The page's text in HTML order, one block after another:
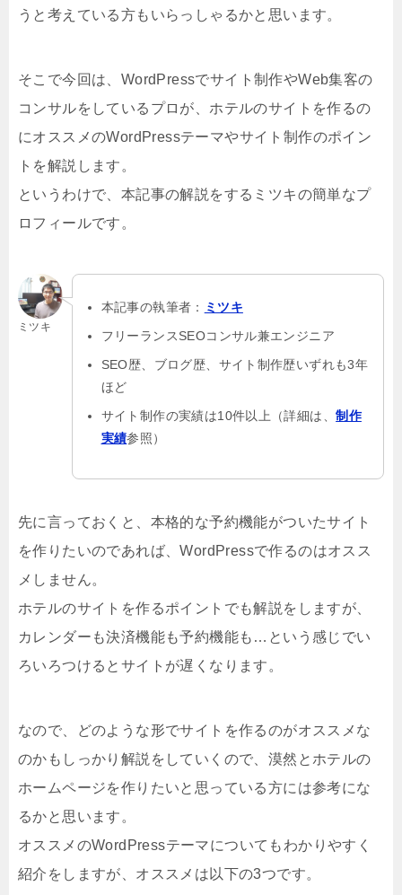
うと考えている方もいらっしゃるかと思います。
そこで今回は、WordPressでサイト制作やWeb集客の
コンサルをしているプロが、ホテルのサイトを作るの
にオススメのWordPressテーマやサイト制作のポイン
トを解説します。
というわけで、本記事の解説をするミツキの簡単なプ
ロフィールです。
ミツキ
本記事の執筆者：
ミツキ
フリーランスSEOコンサル兼エンジニア
SEO歴、ブログ歴、サイト制作歴いずれも3年
ほど
サイト制作の実績は10件以上（詳細は、制作
実績参照）
先に言っておくと、本格的な予約機能がついたサイト
を作りたいのであれば、WordPressで作るのはオスス
メしません。
ホテルのサイトを作るポイントでも解説をしますが、
カレンダーも決済機能も予約機能も…という感じでい
ろいろつけるとサイトが遅くなります。
なので、どのような形でサイトを作るのがオススメな
のかもしっかり解説をしていくので、漠然とホテルの
ホームページを作りたいと思っている方には参考にな
るかと思います。
オススメのWordPressテーマについてもわかりやすく
紹介をしますが、オススメは以下の3つです。